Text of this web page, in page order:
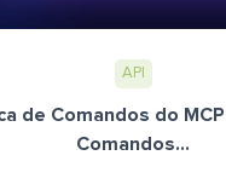
API
de Comandos do
Comandos...